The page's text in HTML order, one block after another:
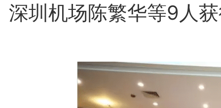
深圳机场陈繁华等9人